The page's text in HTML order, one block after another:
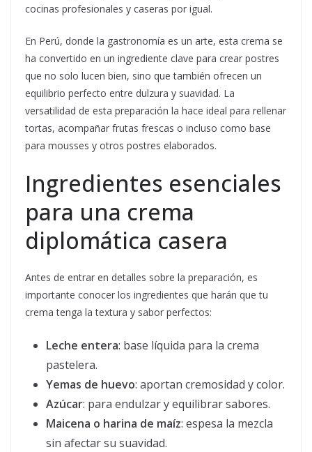
cocinas profesionales y caseras por igual.
En Perú, donde la gastronomía es un arte, esta crema se
ha convertido en un ingrediente clave para crear postres
que no solo lucen bien, sino que también ofrecen un
equilibrio perfecto entre dulzura y suavidad. La
versatilidad de esta preparación la hace ideal para rellenar
tortas, acompañar frutas frescas o incluso como base
para mousses y otros postres elaborados.
Ingredientes esenciales
para una crema
diplomática casera
Antes de entrar en detalles sobre la preparación, es
importante conocer los ingredientes que harán que tu
crema tenga la textura y sabor perfectos:
Leche entera: base líquida para la crema
pastelera.
Yemas de huevo: aportan cremosidad y color.
Azúcar: para endulzar y equilibrar sabores.
Maicena o harina de maíz: espesa la mezcla
sin afectar su suavidad.